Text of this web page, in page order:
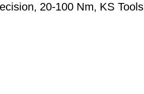
20-100 Nm, KS Tools